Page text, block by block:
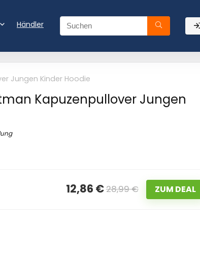
Händler
Jungen Kinder Hoodie
Kapuzenpullover Jungen
12,86 €28,99 € ZUM DEAL